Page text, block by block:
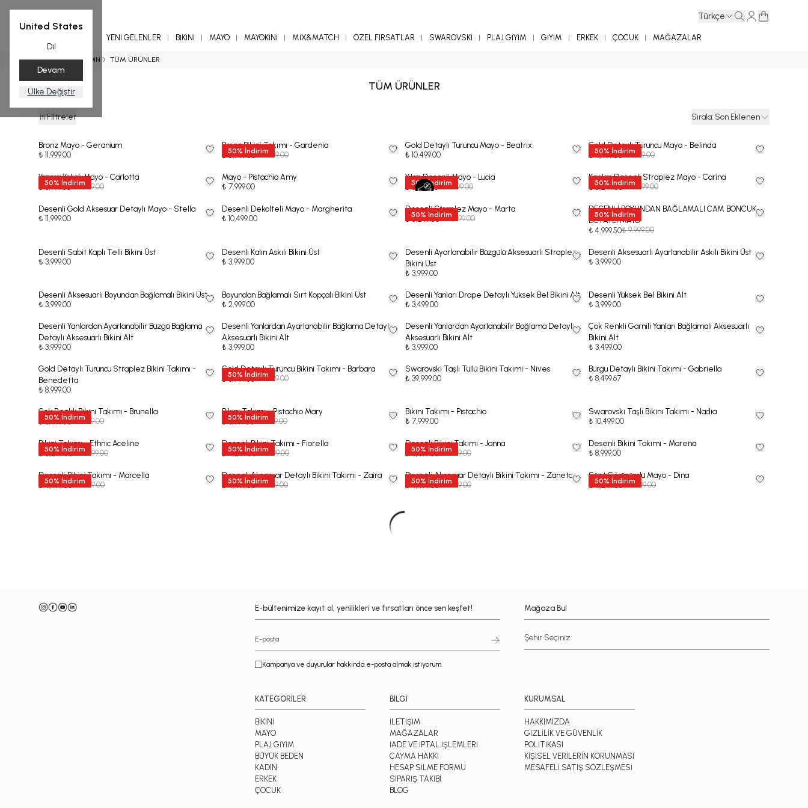
United States
Dil
Devam
Ülke Değiştir
Türkçe
YENİ GELENLER BİKİNİ MAYO MAYOKİNİ MİX&MATCH ÖZEL FIRSATLAR SWAROVSKİ PLAJ GİYİM GİYİM ERKEK ÇOCUK MAĞAZALAR
Ana Sayfa KADIN TÜM ÜRÜNLER
TÜM ÜRÜNLER
Filtreler Sırala: Son Eklenen
Bronz Mayo - Geranium
₺ 11,999.00
50% İndirim
Bronz Bikini Takımı - Gardenia
₺ 5,749.50₺ 11,499.00
Gold Detaylı Turuncu Mayo - Beatrix
₺ 10,499.00
50% İndirim
Gold Detaylı Turuncu Mayo - Belinda
₺ 4,499.50₺ 8,999.00
50% İndirim
Yüzücü Yakalı Mayo - Carlotta
₺ 3,999.50₺ 7,999.00
Mayo - Pistachio Amy
₺ 7,999.00
50%İndirim
Yılan Desenli Mayo - Lucia
₺ 6,499.50₺ 12,999.00 50% İndirim
Kaplan Desenli Straplez Mayo - Carina
₺ 5,249.50₺ 10,499.00
Desenli Gold Aksesuar Detaylı Mayo - Stella
₺ 11,999.00
Desenli Dekolteli Mayo - Margherita
₺ 10,499.00
50% İndirim
Desenli Straplez Mayo - Marta
₺ 5,249.50₺ 10,499.00 50% İndirim
DESENLİ BOYUNDAN BAĞLAMALI CAM BONCUK
DETAYLI MAYO
₺ 4,999.50₺ 9,999.00
Desenli Sabit Kaplı Telli Bikini Üst
₺ 3,999.00
Desenli Kalın Askılı Bikini Üst
₺ 3,999.00
Desenli Ayarlanabilir Büzgülü Aksesuarlı Straplez
Bikini Üst
₺ 3,999.00
Desenli Aksesuarlı Ayarlanabilir Askılı Bikini Üst
₺ 3,999.00
Desenli Aksesuarlı Boyundan Bağlamalı Bikini Üst
₺ 3,999.00
Boyundan Bağlamalı Sırt Kopçalı Bikini Üst
₺ 2,999.00
Desenli Yanları Drape Detaylı Yüksek Bel Bikini Alt
₺ 3,499.00
Desenli Yüksek Bel Bikini Alt
₺ 3,999.00
Desenli Yanlardan Ayarlanabilir Büzgü Bağlama
Detaylı Aksesuarlı Bikini Alt
₺ 3,999.00
Desenli Yanlardan Ayarlanabilir Bağlama Detaylı
Aksesuarlı Bikini Alt
₺ 3,999.00
Desenli Yanlardan Ayarlanabilir Bağlama Detaylı
Aksesuarlı Bikini Alt
₺ 3,999.00
Çok Renkli Garnili Yanları Bağlamalı Aksesuarlı
Bikini Alt
₺ 3,499.00
Gold Detaylı Turuncu Straplez Bikini Takımı -
Benedetta
₺ 8,999.00
50% İndirim
Gold Detaylı Turuncu Bikini Takımı - Barbara
₺ 3,749.50₺ 7,499.00
Swarovski Taşlı Tüllü Bikini Takımı - Nives
₺ 39,999.00
Burgu Detaylı Bikini Takımı - Gabriella
₺ 8,499.67
50% İndirim
Çok Renkli Bikini Takımı - Brunella
₺ 3,499.50₺ 6,999.00 50% İndirim
Bikini Takımı - Pistachio Mary
₺ 3,999.50₺ 7,999.00
Bikini Takımı - Pistachio
₺ 7,999.00
Swarovski Taşlı Bikini Takımı - Nadia
₺ 10,499.00
50% İndirim
Bikini Takımı - Ethnic Aceline
₺ 5,249.50₺ 10,499.00 50% İndirim
Desenli Bikini Takımı - Fiorella
₺ 4,249.50₺ 8,499.00 50% İndirim
Desenli Bikini Takımı - Janna
₺ 4,499.50₺ 8,999.00
Desenli Bikini Takımı - Marena
₺ 8,999.00
50% İndirim
Desenli Bikini Takımı - Marcella
₺ 4,499.50₺ 8,999.00 50% İndirim
Desenli Aksesuar Detaylı Bikini Takımı - Zaira
₺ 4,499.50₺ 8,999.00 50% İndirim
Desenli Aksesuar Detaylı Bikini Takımı - Zaneta
₺ 4,499.50₺ 8,999.00 50% İndirim
Süet Görünümlü Mayo - Dina
₺ 4,249.50₺ 8,499.00
E-bültenimize kayıt ol, yenilikleri ve fırsatları önce sen keşfet!
Kampanya ve duyurular hakkında e-posta almak istiyorum.
Mağaza Bul
KATEGORİLER
BİKİNİ
MAYO
PLAJ GİYİM
BÜYÜK BEDEN
KADIN
ERKEK
ÇOCUK
BİLGİ
İLETİŞİM
MAĞAZALAR
İADE VE İPTAL İŞLEMLERİ
CAYMA HAKKI
HESAP SİLME FORMU
SİPARİŞ TAKİBİ
BLOG
KURUMSAL
HAKKIMIZDA
GİZLİLİK VE GÜVENLİK
POLİTİKASI
KİŞİSEL VERİLERİN KORUNMASI
MESAFELİ SATIŞ SÖZLEŞMESİ